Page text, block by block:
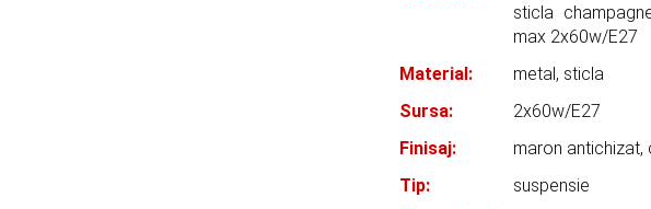
sticla
max 2x60w/E27
Material:
metal, sticla
Sursa:
2x60w/E27
Finisaj:
maron antichizat,
Tip:
suspensie